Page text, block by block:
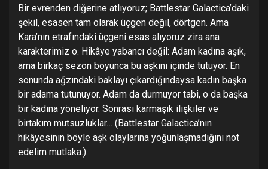
Bir evrenden diğerine atlıyoruz; Battlestar Galactica’daki
şekil, esasen tam olarak üçgen değil, dörtgen. Ama
Kara’nın etrafındaki üçgeni esas alıyoruz zira ana
karakterimiz o. Hikâye yabancı değil: Adam kadına aşık,
ama birkaç sezon boyunca bu aşkını içinde tutuyor. En
sonunda ağzındaki baklayı çıkardığındaysa kadın başka
bir adama tutunuyor. Adam da durmuyor tabi, o da başka
bir kadına yöneliyor. Sonrası karmaşık ilişkiler ve
birtakım mutsuzluklar… (Battlestar Galactica’nın
hikâyesinin böyle aşk olaylarına yoğunlaşmadığını not
edelim mutlaka.)